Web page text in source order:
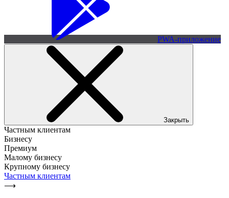
PWA-приложение
Закрыть
Частным клиентам
Бизнесу
Премиум
Малому бизнесу
Крупному бизнесу
Частным клиентам
⟶